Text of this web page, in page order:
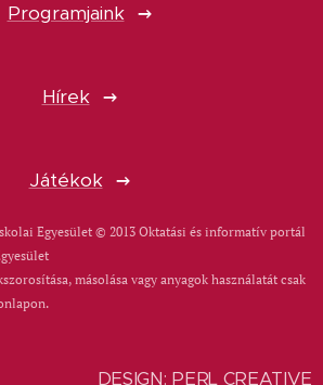
Programjaink
Hírek
Játékok
Egyesület © 2013 Oktatási és informatív portál
másolása vagy anyagok használatát csak
DESIGN: PERL CREATIVE